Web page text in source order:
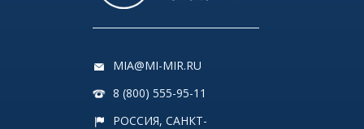
MIA@MI-MIR.RU
8 (800) 555-95-11
РОССИЯ, САНКТ-